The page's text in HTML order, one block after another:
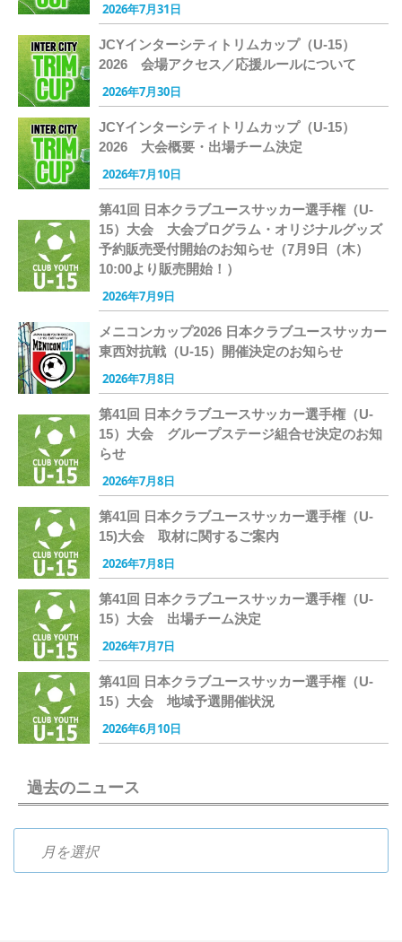
2026年7月31日
JCYインターシティトリムカップ（U-15）
2026 会場アクセス／応援ルールについて
2026年7月30日
JCYインターシティトリムカップ（U-15）
2026 大会概要・出場チーム決定
2026年7月10日
第41回 日本クラブユースサッカー選手権（U-
15）大会 大会プログラム・オリジナルグッズ
予約販売受付開始のお知らせ（7月9日（木）
10:00より販売開始！）
2026年7月9日
メニコンカップ2026 日本クラブユースサッカー
東西対抗戦（U-15）開催決定のお知らせ
2026年7月8日
第41回 日本クラブユースサッカー選手権（U-
15）大会 グループステージ組合せ決定のお知
らせ
2026年7月8日
第41回 日本クラブユースサッカー選手権（U-
15)大会 取材に関するご案内
2026年7月8日
第41回 日本クラブユースサッカー選手権（U-
15）大会 出場チーム決定
2026年7月7日
第41回 日本クラブユースサッカー選手権（U-
15）大会 地域予選開催状況
2026年6月10日
過去のニュース